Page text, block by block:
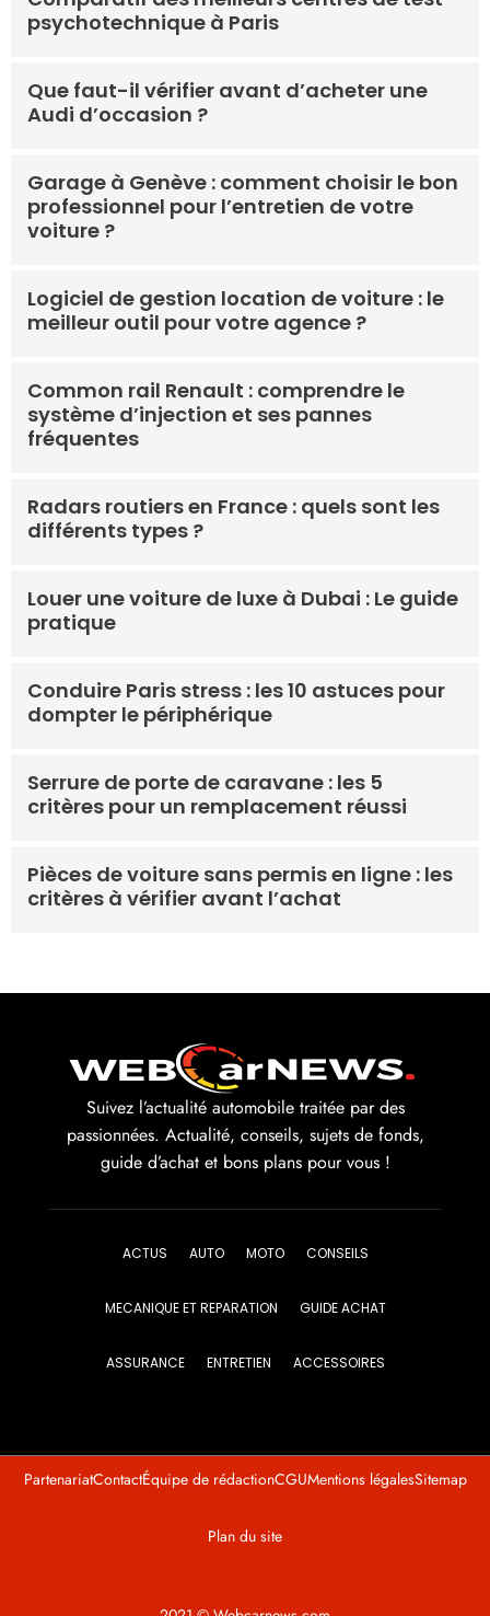
psychotechnique à Paris
Que faut-il vérifier avant d’acheter une
Audi d’occasion ?
Garage à Genève : comment choisir le bon
professionnel pour l’entretien de votre
voiture ?
Logiciel de gestion location de voiture : le
meilleur outil pour votre agence ?
Common rail Renault : comprendre le
système d’injection et ses pannes
fréquentes
Radars routiers en France : quels sont les
différents types ?
Louer une voiture de luxe à Dubai : Le guide
pratique
Conduire Paris stress : les 10 astuces pour
dompter le périphérique
Serrure de porte de caravane : les 5
critères pour un remplacement réussi
Pièces de voiture sans permis en ligne : les
critères à vérifier avant l’achat
Suivez l’actualité automobile traitée par des
passionnées. Actualité, conseils, sujets de fonds,
guide d’achat et bons plans pour vous !
ACTUS AUTO MOTO CONSEILS
MECANIQUE ET REPARATION GUIDE ACHAT
ASSURANCE ENTRETIEN ACCESSOIRES
PartenariatContactÉquipe de rédactionCGUMentions légalesSitemap
Plan du site